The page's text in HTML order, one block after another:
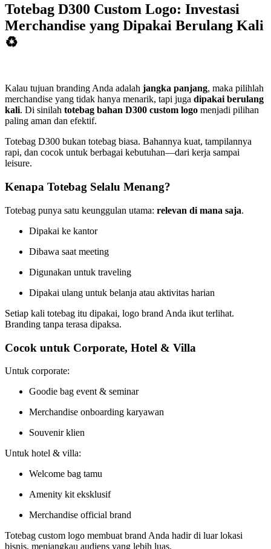
Totebag D300 Custom Logo: Investasi
Merchandise yang Dipakai Berulang Kali
♻️
Kalau tujuan branding Anda adalah jangka panjang, maka pilihlah
merchandise yang tidak hanya menarik, tapi juga dipakai berulang
kali. Di sinilah totebag bahan D300 custom logo menjadi pilihan
paling aman dan efektif.
Totebag D300 bukan totebag biasa. Bahannya kuat, tampilannya
rapi, dan cocok untuk berbagai kebutuhan—dari kerja sampai
leisure.
Kenapa Totebag Selalu Menang?
Totebag punya satu keunggulan utama: relevan di mana saja.
Dipakai ke kantor
Dibawa saat meeting
Digunakan untuk traveling
Dipakai ulang untuk belanja atau aktivitas harian
Setiap kali totebag itu dipakai, logo brand Anda ikut terlihat.
Branding tanpa terasa dipaksa.
Cocok untuk Corporate, Hotel & Villa
Untuk corporate:
Goodie bag event & seminar
Merchandise onboarding karyawan
Souvenir klien
Untuk hotel & villa:
Welcome bag tamu
Amenity kit eksklusif
Merchandise official brand
Totebag custom logo membuat brand Anda hadir di luar lokasi
bisnis, menjangkau audiens yang lebih luas.